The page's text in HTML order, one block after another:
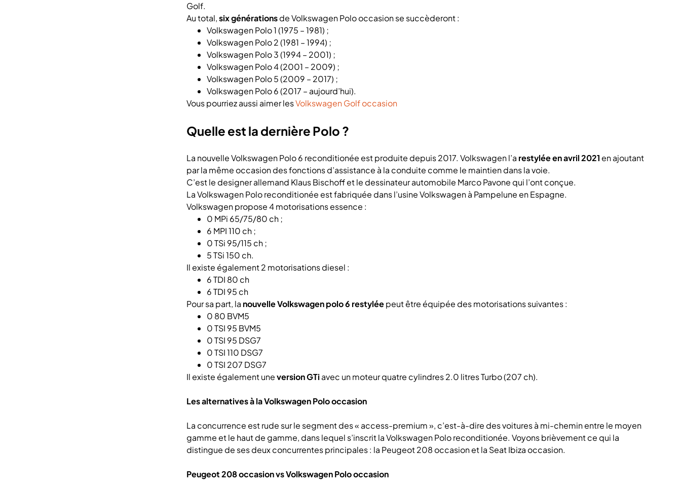
Golf.
Au total,six générationsde Volkswagen Polo occasion se succèderont :
Volkswagen Polo 1 (1975 – 1981) ;
Volkswagen Polo 2 (1981 – 1994) ;
Volkswagen Polo 3 (1994 – 2001) ;
Volkswagen Polo 4 (2001 – 2009) ;
Volkswagen Polo 5 (2009 – 2017) ;
Volkswagen Polo 6 (2017 – aujourd’hui).
Vous pourriez aussi aimer lesVolkswagen Golf occasion
Quelle est la dernière Polo ?
La nouvelle Volkswagen Polo 6 reconditionée est produite depuis 2017. Volkswagen l’a restylée en avril 2021en ajoutant
par la même occasion des fonctions d’assistance à la conduite comme le maintien dans la voie.
C’est le designer allemand Klaus Bischoff et le dessinateur automobile Marco Pavone qui l’ont conçue.
La Volkswagen Polo reconditionée est fabriquée dans l’usine Volkswagen à Pampelune en Espagne.
Volkswagen propose 4 motorisations essence :
0 MPi 65/75/80 ch ;
6 MPI 110 ch ;
0 TSi 95/115 ch ;
5 TSi 150 ch.
Il existe également 2 motorisations diesel :
6 TDI 80 ch
6 TDI 95 ch
Pour sa part, la nouvelle Volkswagen polo 6 restyléepeut être équipée des motorisations suivantes :
0 80 BVM5
0 TSI 95 BVM5
0 TSI 95 DSG7
0 TSI 110 DSG7
0 TSI 207 DSG7
Il existe également uneversion GTi avec un moteur quatre cylindres 2.0 litres Turbo (207 ch).
Les alternatives à la Volkswagen Polo occasion
La concurrence est rude sur le segment des « access-premium », c’est-à-dire des voitures à mi-chemin entre le moyen
gamme et le haut de gamme, dans lequel s’inscrit la Volkswagen Polo reconditionée. Voyons brièvement ce qui la
distingue de ses deux concurrentes principales : la Peugeot 208 occasion et la Seat Ibiza occasion.
Peugeot 208 occasion vs Volkswagen Polo occasion